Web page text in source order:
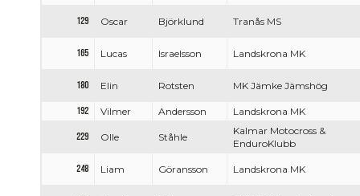
129 Oscar Björklund Tranås MS
165 Lucas Israelsson Landskrona MK
180 Elin Rotsten MK Jämke Jämshög
192 Vilmer Andersson Landskrona MK
229 Olle Ståhle
Kalmar Motocross &
EnduroKlubb
248 Liam Göransson Landskrona MK